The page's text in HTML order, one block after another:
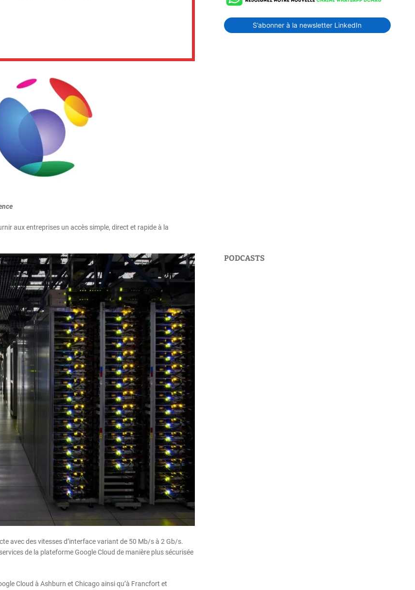
aux entreprises un accès simple, direct et rapide à la
avec des vitesses d’interface variant de 50 Mb/s à 2 Gb/s.
de la plateforme Google Cloud de manière plus sécurisée
Cloud à Ashburn et Chicago ainsi qu’à Francfort et
S’abonner à la newsletter LinkedIn
PODCASTS